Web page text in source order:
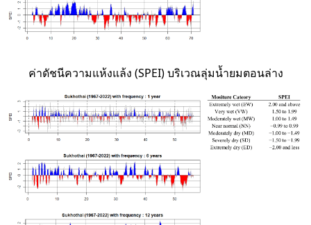
ค่าดัชนีความแห้งแล้ง (SPEI) บริเวณลุ่มน้ำยมตอนล่าง